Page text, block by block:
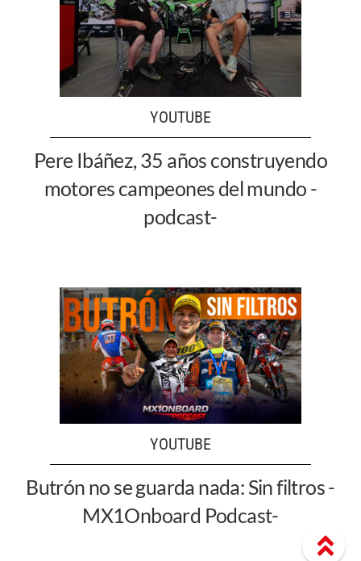
YOUTUBE
Pere Ibáñez, 35 años construyendo
motores campeones del mundo -
podcast-
YOUTUBE
Butrón no se guarda nada: Sin filtros -
MX1Onboard Podcast-